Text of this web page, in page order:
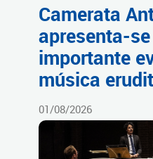
Camerata
apresenta-
importante
música
01/08/2026